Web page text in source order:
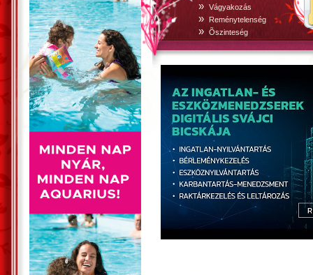
» Vágyakozás
» Reménytelenség
» Õszinteség